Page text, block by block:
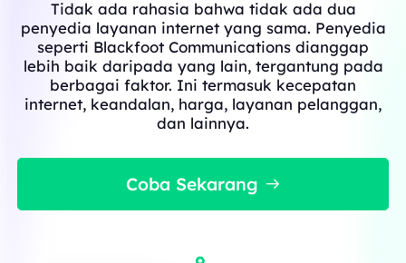
Tidak ada rahasia bahwa tidak ada dua
penyedia layanan internet yang sama. Penyedia
seperti Blackfoot Communications dianggap
lebih baik daripada yang lain, tergantung pada
berbagai faktor. Ini termasuk kecepatan
internet, keandalan, harga, layanan pelanggan,
dan lainnya.
Coba Sekarang